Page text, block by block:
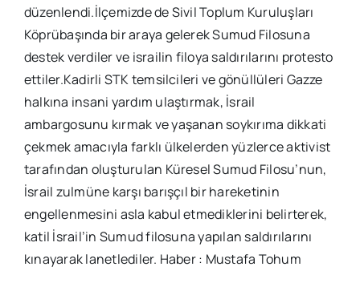
düzenlendi.İlçemizde de Sivil Toplum Kuruluşları
Köprübaşında bir araya gelerek Sumud Filosuna
destek verdiler ve israilin filoya saldırılarını protesto
ettiler.Kadirli STK temsilcileri ve gönüllüleri Gazze
halkına insani yardım ulaştırmak, İsrail
ambargosunu kırmak ve yaşanan soykırıma dikkati
çekmek amacıyla farklı ülkelerden yüzlerce aktivist
tarafından oluşturulan Küresel Sumud Filosu’nun,
İsrail zulmüne karşı barışçıl bir hareketinin
engellenmesini asla kabul etmediklerini belirterek,
katil İsrail’in Sumud filosuna yapılan saldırılarını
kınayarak lanetlediler. Haber : Mustafa Tohum